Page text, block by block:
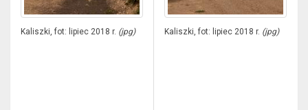
Kaliszki, fot: lipiec 2018 r. (jpg) Kaliszki, fot: lipiec 2018 r. (jpg)